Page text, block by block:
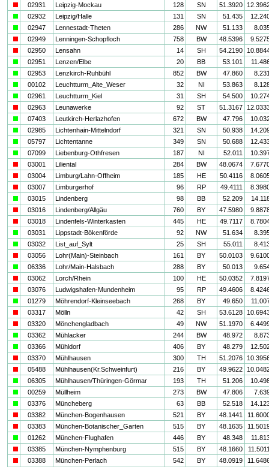
02931 Leipzig-Mockau 128 SN 51.3920
02932 Leipzig/Halle 131 SN 51.435
02947 Lennestadt-Theten 286 NW 51.133
02949 Lenningen-Schopfloch 758 BW 48.5396
02950 Lensahn 14 SH 54.2190
02951 Lenzen/Elbe 20 BB 53.101
02953 Lenzkirch-Ruhbühl 852 BW 47.860
00102 Leuchtturm_Alte_Weser 32 NI 53.863
02961 Leuchtturm_Kiel 31 SH 54.500
02963 Leunawerke 92 ST 51.3167
07403 Leutkirch-Herlazhofen 672 BW 47.796
02985 Lichtenhain-Mittelndorf 321 SN 50.938
05797 Lichtentanne 349 SN 50.688
07099 Liebenburg-Othfresen 187 NI 52.011
03001 Liliental 284 BW 48.0674
03004 Limburg/Lahn-Offheim 185 HE 50.4116
03007 Limburgerhof 96 RP 49.4111
03015 Lindenberg 98 BB 52.209
03016 Lindenberg/Allgäu 760 BY 47.5980
03018 Lindenfels-Winterkasten 445 HE 49.7117
03031 Lippstadt-Bökenförde 92 NW 51.634
03032 List_auf_Sylt 25 SH 55.011
03056 Lohr(Main)-Steinbach 161 BY 50.0103
06336 Lohr/Main-Halsbach 288 BY 50.013
03062 Lorch/Rhein 100 HE 50.0352
03076 Ludwigshafen-Mundenheim 95 RP 49.4606
01279 Möhrendorf-Kleinseebach 268 BY 49.650
03317 Mölln 42 SH 53.6128
03320 Mönchengladbach 49 NW 51.1970
03362 Mühlacker 244 BW 48.972
03366 Mühldorf 406 BY 48.279
03370 Mühlhausen 300 TH 51.2076
05488 Mühlhausen(Kr.Schweinfurt) 216 BY 49.9622
06305 Mühlhausen/Thüringen-Görmar 193 TH 51.206
00259 Müllheim 273 BW 47.806
03376 Müncheberg 63 BB 52.518
03382 München-Bogenhausen 521 BY 48.1441
03383 München-Botanischer_Garten 515 BY 48.1635
01262 München-Flughafen 446 BY 48.348
03385 München-Nymphenburg 515 BY 48.1660
03388 München-Perlach 542 BY 48.0919